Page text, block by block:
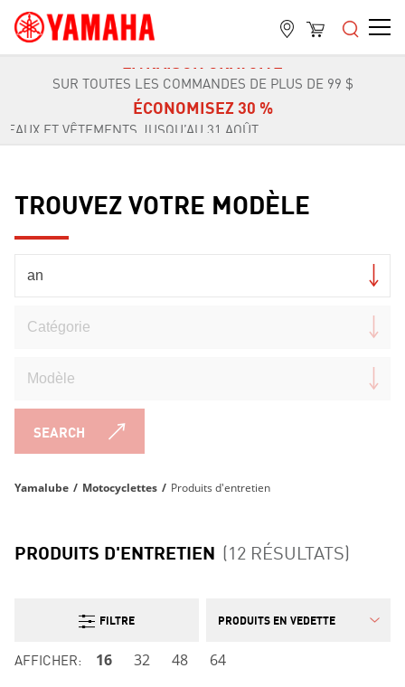
AOÛT FIN DE LA VENTE D'ÉTÉ
SUR TOUTES LES COMMANDES DE PLUS DE 99 $
ÉCONOMISEZ 30 %
AOÛT FIN DE LA VENTE D'ÉTÉ
SUR TOUTES LES COMMANDES DE PLUS DE 99 $
TROUVEZ VOTRE MODÈLE
SEARCH
Yamalube / Motocyclettes / Produits d'entretien
PRODUITS D'ENTRETIEN (12 RÉSULTATS)
FILTRE
AFFICHER: 16 32 48 64